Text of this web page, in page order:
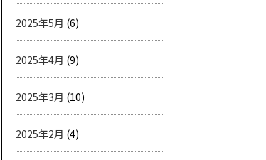
2025年5月 (6)
2025年4月 (9)
2025年3月 (10)
2025年2月 (4)